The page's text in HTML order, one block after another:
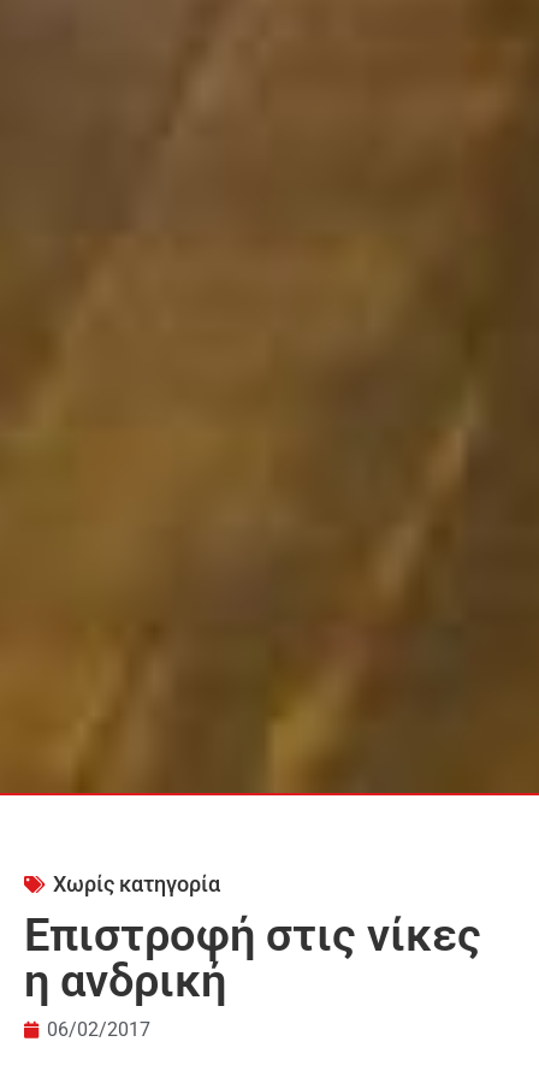
Χωρίς κατηγορία
Επιστροφή στις νίκες
η ανδρική
06/02/2017